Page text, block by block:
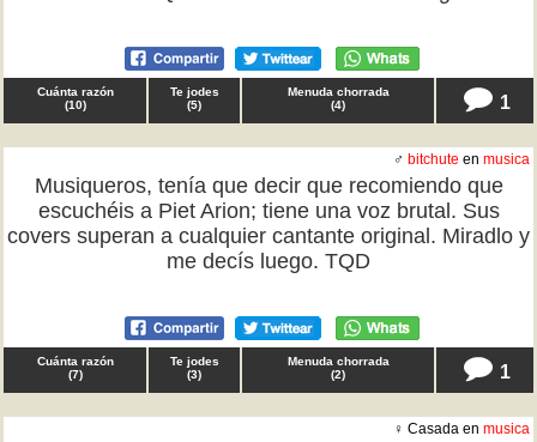
Cuánta razón
(10)
Te jodes
(5)
Menuda chorrada
(4) 1
♂ bitchute en musica
Musiqueros, tenía que decir que recomiendo que
escuchéis a Piet Arion; tiene una voz brutal. Sus
covers superan a cualquier cantante original. Miradlo y
me decís luego. TQD
Cuánta razón
(7)
Te jodes
(3)
Menuda chorrada
(2) 1
♀ Casada en musica